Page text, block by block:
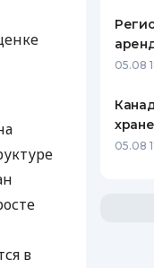
в
05.08
05.08